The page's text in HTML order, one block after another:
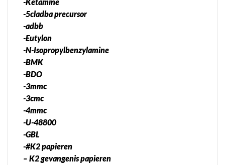
-Ketamine
-5cladba precursor
-adbb
-Eutylon
-N-Isopropylbenzylamine
-BMK
-BDO
-3mmc
-3cmc
-4mmc
-U-48800
-GBL
-#K2 papieren
– K2 gevangenis papieren